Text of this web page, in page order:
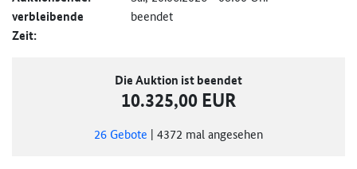
verbleibende
Zeit:
beendet
Die Auktion ist beendet
10.325,00 EUR
26 Gebote | 4372 mal angesehen